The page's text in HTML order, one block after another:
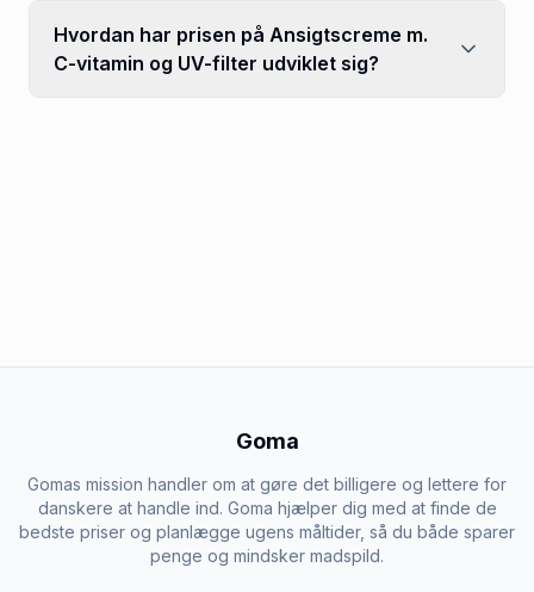
Hvordan har prisen på Ansigtscreme m.
C-vitamin og UV-filter udviklet sig?
Goma
Gomas mission handler om at gøre det billigere og lettere for
danskere at handle ind. Goma hjælper dig med at finde de
bedste priser og planlægge ugens måltider, så du både sparer
penge og mindsker madspild.